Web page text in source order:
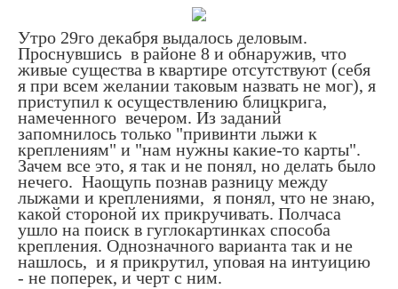
Утро 29го декабря выдалось деловым.
Проснувшись в районе 8 и обнаружив, что
живые существа в квартире отсутствуют (себя
я при всем желании таковым назвать не мог), я
приступил к осуществлению блицкрига,
намеченного вечером. Из заданий
запомнилось только "привинти лыжи к
креплениям" и "нам нужны какие-то карты".
Зачем все это, я так и не понял, но делать было
нечего. Наощупь познав разницу между
лыжами и креплениями, я понял, что не знаю,
какой стороной их прикручивать. Полчаса
ушло на поиск в гуглокартинках способа
крепления. Однозначного варианта так и не
нашлось, и я прикрутил, уповая на интуицию
- не поперек, и черт с ним.